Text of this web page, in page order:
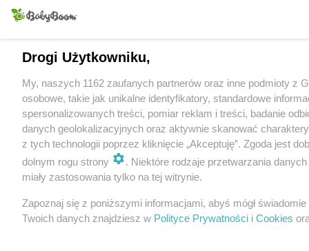
Drogi Użytkowniku,
My, naszych 1162 zaufanych partnerów oraz inne podmioty z
osobowe, takie jak unikalne identyfikatory, standardowe
spersonalizowanych treści, pomiar reklam i treści, badanie
danych geolokalizacyjnych oraz aktywnie skanować
z tych technologii poprzez kliknięcie „Akceptuję”. Zgoda jest
dolnym rogu strony
. Niektóre rodzaje przetwarzania
miały zastosowania tylko na tej witrynie.
Zapoznaj się z poniższymi informacjami, abyś mógł
Twoich danych znajdziesz w Polityce Prywatności i Cookies